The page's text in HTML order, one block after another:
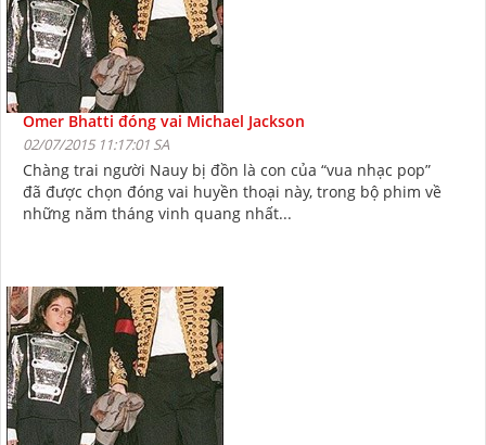
Omer Bhatti đóng vai Michael Jackson
02/07/2015 11:17:01 SA
Chàng trai người Nauy bị đồn là con của “vua nhạc pop”
đã được chọn đóng vai huyền thoại này, trong bộ phim về
những năm tháng vinh quang nhất...